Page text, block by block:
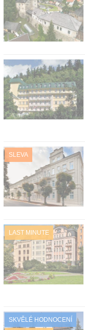
SLEVA
LAST MINUTE
SKVĚLÉ HODNOCENÍ